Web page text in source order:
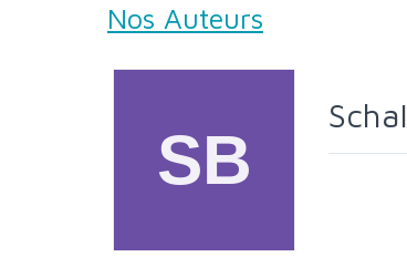
Nos Auteurs